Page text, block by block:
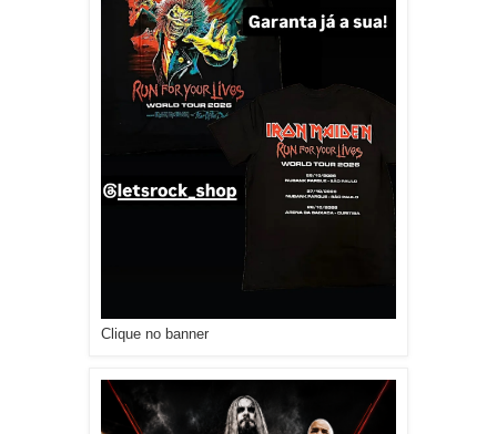
Clique no banner